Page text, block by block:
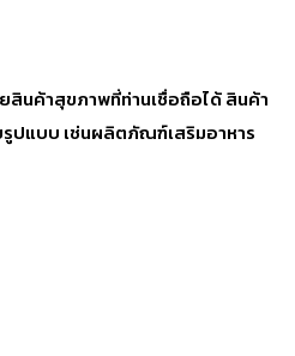
นค้าสุขภาพที่ท่านเชื่อถือได้ สินค้า
ปแบบ เช่นผลิตภัณฑ์เสริมอาหาร